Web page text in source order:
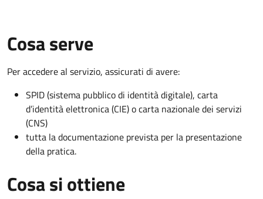
Cosa serve
Per accedere al servizio, assicurati di avere:
SPID (sistema pubblico di identità digitale), carta
d’identità elettronica (CIE) o carta nazionale dei servizi
(CNS)
tutta la documentazione prevista per la presentazione
della pratica.
Cosa si ottiene